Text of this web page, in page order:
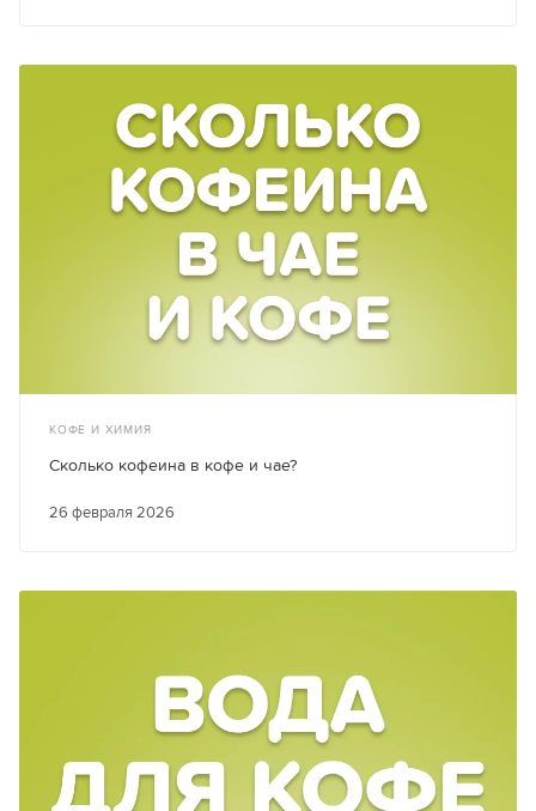
КОФЕ И ХИМИЯ
26 февраля 2026
Сколько кофеина в кофе и чае?